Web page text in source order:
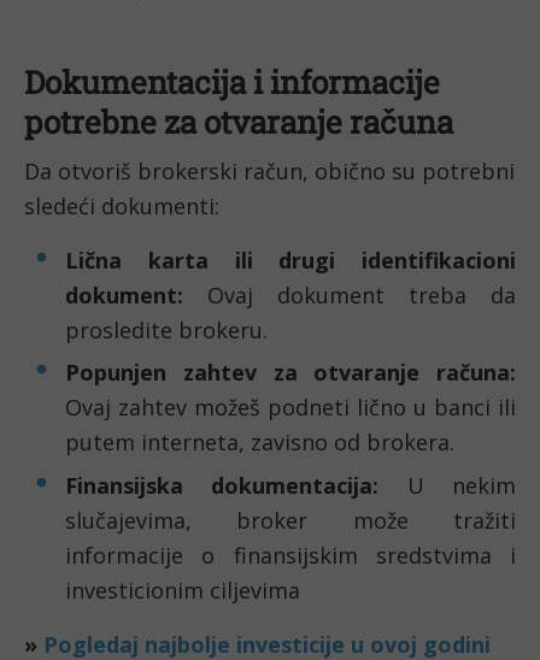
Dokumentacija i informacije
potrebne za otvaranje računa
Da otvoriš brokerski račun, obično su potrebni
sledeći dokumenti:
Lična karta ili drugi identifikacioni
dokument: Ovaj dokument treba da
prosledite brokeru.
Popunjen zahtev za otvaranje računa:
Ovaj zahtev možeš podneti lično u banci ili
putem interneta, zavisno od brokera.
Finansijska dokumentacija: U nekim
slučajevima, broker može tražiti
informacije o finansijskim sredstvima i
investicionim ciljevima
» Pogledaj najbolje investicije u ovoj godini